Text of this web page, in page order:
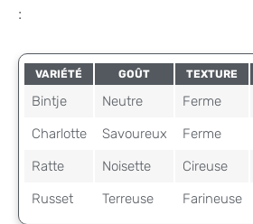
:
VARIÉTÉ GOÛT TEXTURE
Bintje Neutre Ferme
Charlotte
Savoureux Ferme
Ratte
Noisette Cireuse
Russet
Terreuse Farineuse